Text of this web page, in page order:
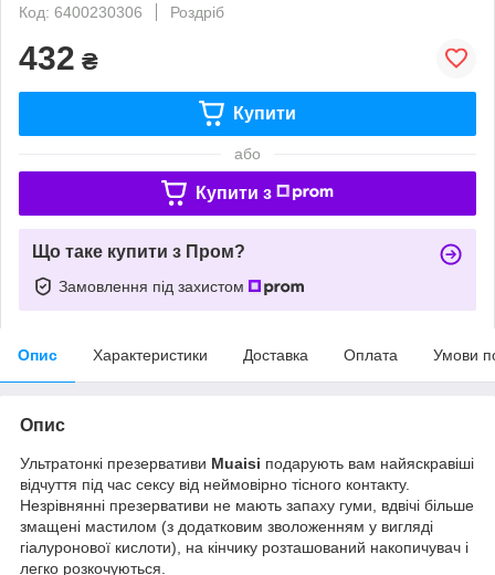
Код: 6400230306
Роздріб
432 ₴
Купити
або
Купити з
Що таке купити з Пром?
Замовлення під захистом
Опис Характеристики Доставка Оплата Умови
Опис
Ультратонкі презервативи Muaisi подарують вам найяскравіші
відчуття під час сексу від неймовірно тісного контакту.
Незрівнянні презервативи не мають запаху гуми, вдвічі більше
змащені мастилом (з додатковим зволоженням у вигляді
гіалуронової кислоти), на кінчику розташований накопичувач і
легко розкочуються.